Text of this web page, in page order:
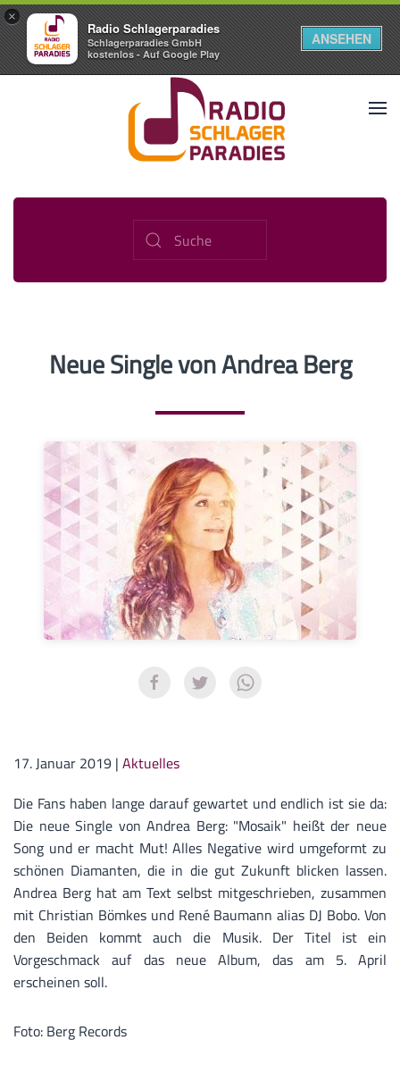
×
Radio Schlagerparadies
Schlagerparadies GmbH
kostenlos - Auf Google Play
ANSEHEN
Neue Single von Andrea Berg
17. Januar 2019 | Aktuelles
Die Fans haben lange darauf gewartet und endlich ist sie da:
Die neue Single von Andrea Berg: "Mosaik" heißt der neue
Song und er macht Mut! Alles Negative wird umgeformt zu
schönen Diamanten, die in die gut Zukunft blicken lassen.
Andrea Berg hat am Text selbst mitgeschrieben, zusammen
mit Christian Bömkes und René Baumann alias DJ Bobo. Von
den Beiden kommt auch die Musik. Der Titel ist ein
Vorgeschmack auf das neue Album, das am 5. April
erscheinen soll.
Foto: Berg Records